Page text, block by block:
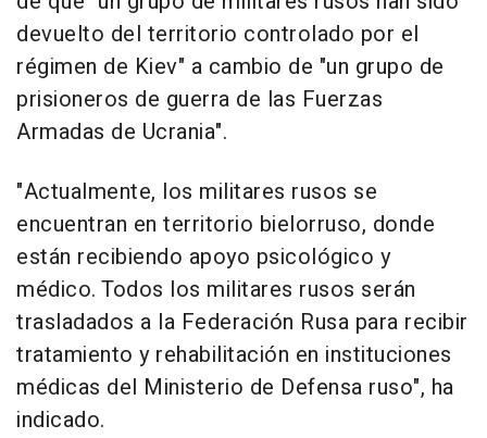
devuelto del territorio controlado por el
régimen de Kiev" a cambio de "un grupo de
prisioneros de guerra de las Fuerzas
Armadas de Ucrania".
"Actualmente, los militares rusos se
encuentran en territorio bielorruso, donde
están recibiendo apoyo psicológico y
médico. Todos los militares rusos serán
trasladados a la Federación Rusa para recibir
tratamiento y rehabilitación en instituciones
médicas del Ministerio de Defensa ruso", ha
indicado.